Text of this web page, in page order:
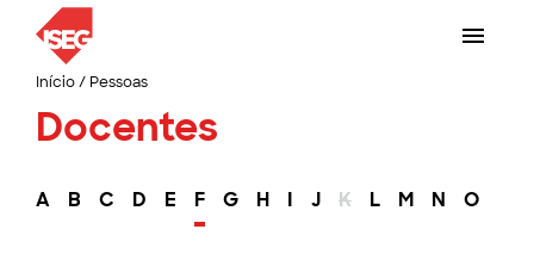
Início/ Pessoas
Docentes
A B C D E F G H I J K L M N O